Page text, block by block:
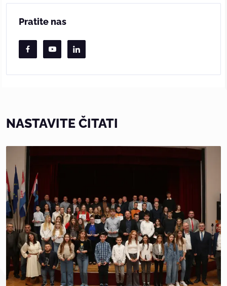
Pratite nas
NASTAVITE ČITATI